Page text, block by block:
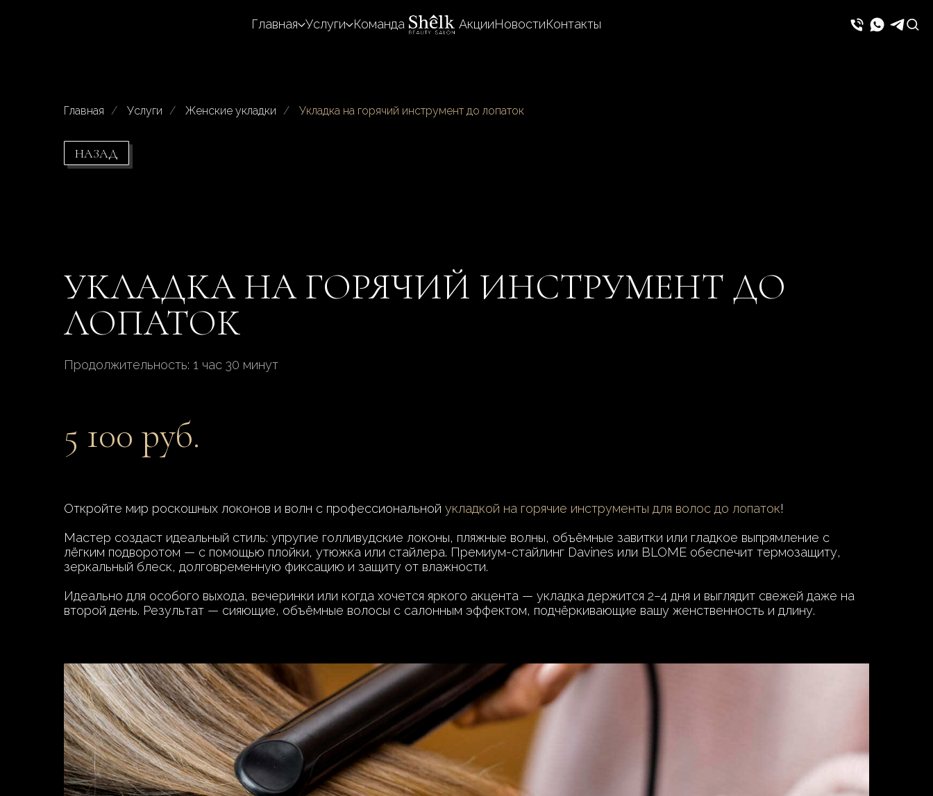
Главная Услуги Команда АкцииНовостиКонтакты
Главная / Услуги / Женские укладки / Укладка на горячий инструмент до лопаток
НАЗАД
УКЛАДКА НА ГОРЯЧИЙ ИНСТРУМЕНТ ДО
ЛОПАТОК
Продолжительность: 1 час 30 минут
5 100 руб.
Откройте мир роскошных локонов и волн с профессиональной укладкой на горячие инструменты для волос до лопаток!
Мастер создаст идеальный стиль: упругие голливудские локоны, пляжные волны, объёмные завитки или гладкое выпрямление с
лёгким подворотом — с помощью плойки, утюжка или стайлера. Премиум-стайлинг Davines или BLOME обеспечит термозащиту,
зеркальный блеск, долговременную фиксацию и защиту от влажности.
Идеально для особого выхода, вечеринки или когда хочется яркого акцента — укладка держится 2–4 дня и выглядит свежей даже на
второй день. Результат — сияющие, объёмные волосы с салонным эффектом, подчёркивающие вашу женственность и длину.